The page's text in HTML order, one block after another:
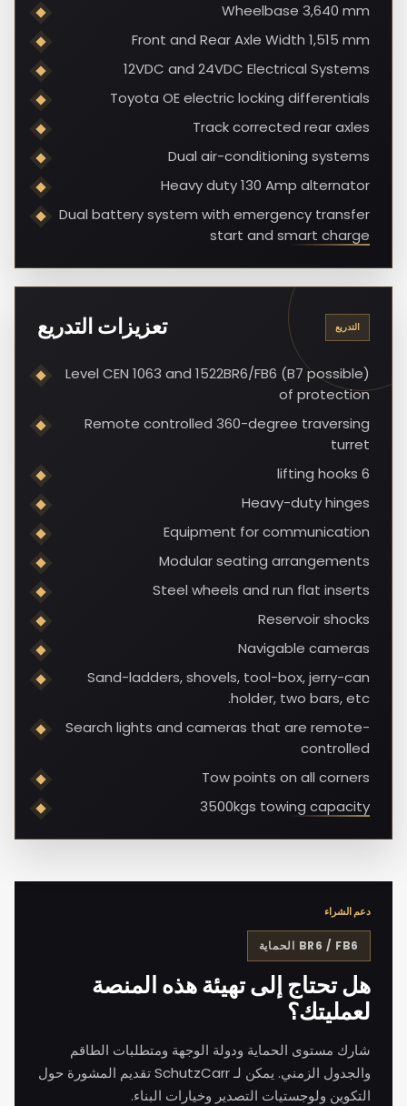
Wheelbase 3,640 mm
Front and Rear Axle Width 1,515 mm
12VDC and 24VDC Electrical Systems
Toyota OE electric locking differentials
Track corrected rear axles
Dual air-conditioning systems
Heavy duty 130 Amp alternator
Dual battery system with emergency transfer
start and smart charge
التدريع تعزيزات التدريع
Level CEN 1063 and 1522BR6/FB6 (B7 possible)
of protection
Remote controlled 360-degree traversing
turret
6 lifting hooks
Heavy-duty hinges
Equipment for communication
Modular seating arrangements
Steel wheels and run flat inserts
Reservoir shocks
Navigable cameras
Sand-ladders, shovels, tool-box, jerry-can
holder, two bars, etc.
Search lights and cameras that are remote-
controlled
Tow points on all corners
3500kgs towing capacity
دعم الشراء
BR6 / FB6 الحماية
هل تحتاج إلى تهيئة هذه المنصة
لعمليتك؟
شارك مستوى الحماية ودولة الوجهة ومتطلبات الطاقم
والجدول الزمني. يمكن لـ SchutzCarr تقديم المشورة حول
التكوين ولوجستيات التصدير وخيارات البناء.